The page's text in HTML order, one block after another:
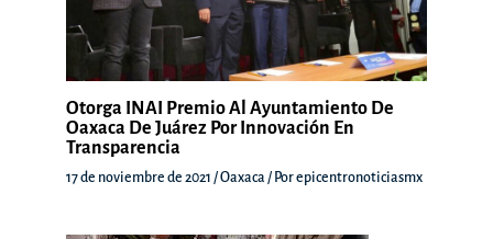
Otorga INAI Premio Al Ayuntamiento De
Oaxaca De Juárez Por Innovación En
Transparencia
17 de noviembre de 2021 /Oaxaca / Porepicentronoticiasmx